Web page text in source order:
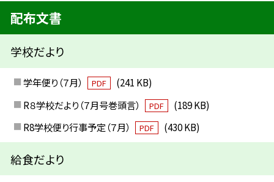
配布文書
学校だより
学年便り（７月） PDF
(241 KB)
R８学校だより（７月号巻頭言）
PDF
(189 KB)
R8学校便り行事予定（７月）
PDF (430 KB)
給食だより